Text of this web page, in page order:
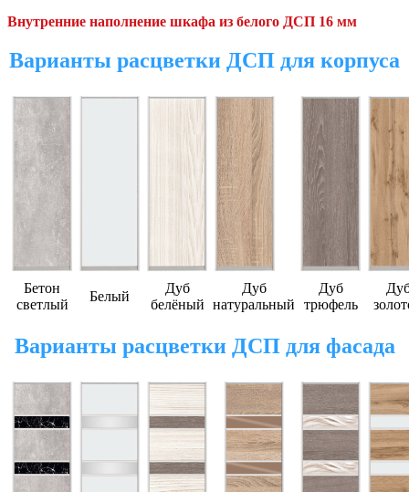
Внутренние наполнение шкафа из белого ДСП 16 мм
Варианты расцветки ДСП для корпуса
Бетон
светлый
Белый
Дуб
белёный
Дуб
натуральный
Дуб
трюфель
Варианты расцветки ДСП для фасада